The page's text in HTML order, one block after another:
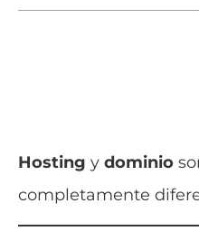
Hosting y dominio
completamente